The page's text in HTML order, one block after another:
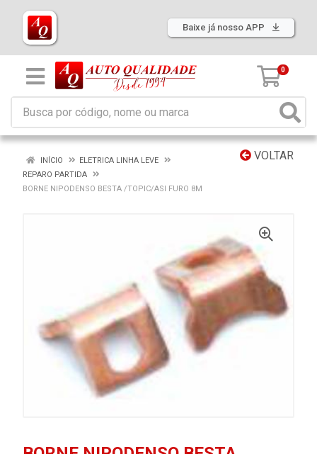
Baixe já nosso APP
0
VOLTAR
INÍCIO
ELETRICA LINHA LEVE
REPARO PARTIDA
BORNE NIPODENSO BESTA /TOPIC/ASI FURO 8M